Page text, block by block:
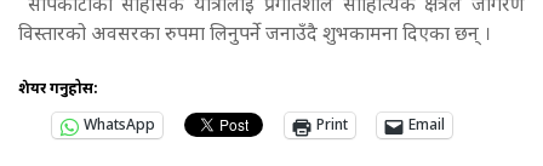
सापकोटाको साहसिक यात्रालाई प्रगतिशील साहित्यिक क्षेत्रले जागरण
विस्तारको अवसरका रुपमा लिनुपर्ने जनाउँदै शुभकामना दिएका छन् ।
शेयर गर्नुहोस:
WhatsApp
Print Email